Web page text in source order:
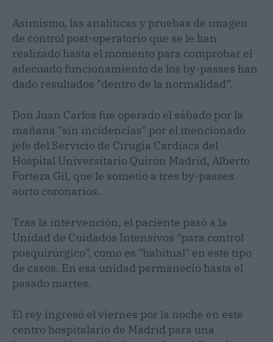
Asimismo, las analíticas y pruebas de imagen
de control post-operatorio que se le han
realizado hasta el momento para comprobar el
adecuado funcionamiento de los by-passes han
dado resultados "dentro de la normalidad”.
Don Juan Carlos fue operado el sábado por la
mañana "sin incidencias" por el mencionado
jefe del Servicio de Cirugía Cardiaca del
Hospital Universitario Quirón Madrid, Alberto
Forteza Gil, que le sometió a tres by-passes
aorto coronarios.
Tras la intervención, el paciente pasó a la
Unidad de Cuidados Intensivos "para control
posquirúrgico", como es "habitual" en este tipo
de casos. En esa unidad permaneció hasta el
pasado martes.
El rey ingresó el viernes por la noche en este
centro hospitalario de Madrid para una